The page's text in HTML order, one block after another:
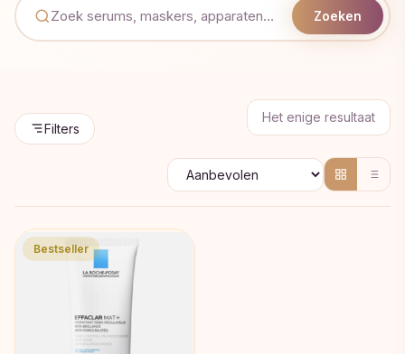
Zoeken
Filters
Het enige resultaat
Bestseller